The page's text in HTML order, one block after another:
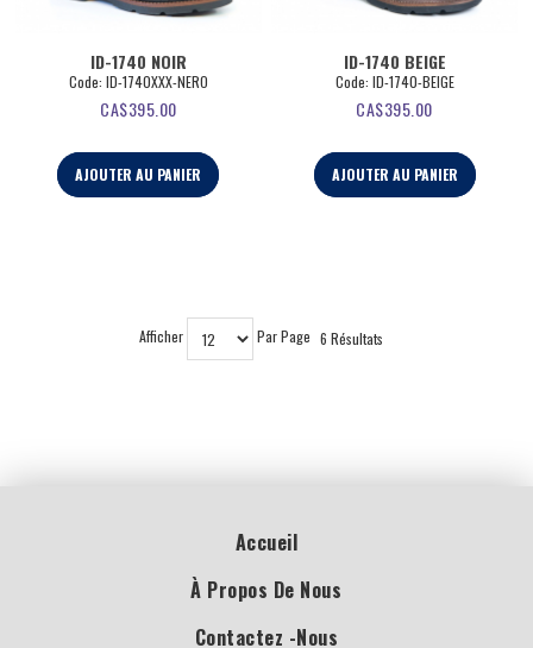
ID-1740 NOIR
Code: ID-1740XXX-NERO
CA$395.00
AJOUTER AU PANIER
ID-1740 BEIGE
Code: ID-1740-BEIGE
CA$395.00
AJOUTER AU PANIER
Afficher Par Page 6 Résultats
Accueil
À Propos De Nous
Contactez -nous